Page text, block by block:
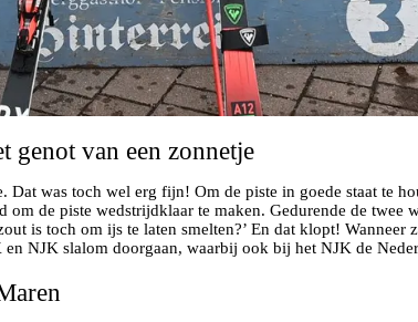
genot van een zonnetje
was toch wel erg fijn! Om de piste in goede staat te
de piste wedstrijdklaar te maken. Gedurende de
is toch om ijs te laten smelten?’ En dat klopt! Wanneer
NJK slalom doorgaan, waarbij ook bij het NJK de